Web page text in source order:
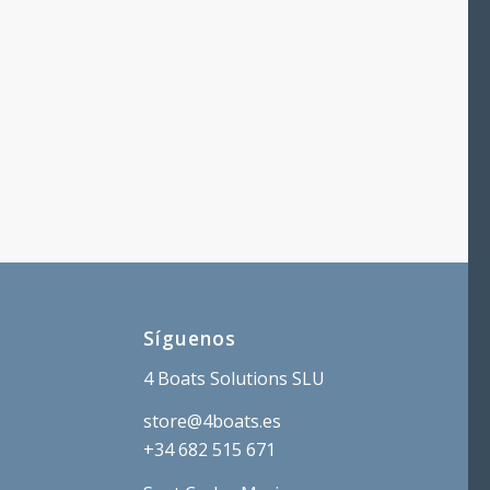
Síguenos
4 Boats Solutions SLU
store@4boats.es
+34 682 515 671